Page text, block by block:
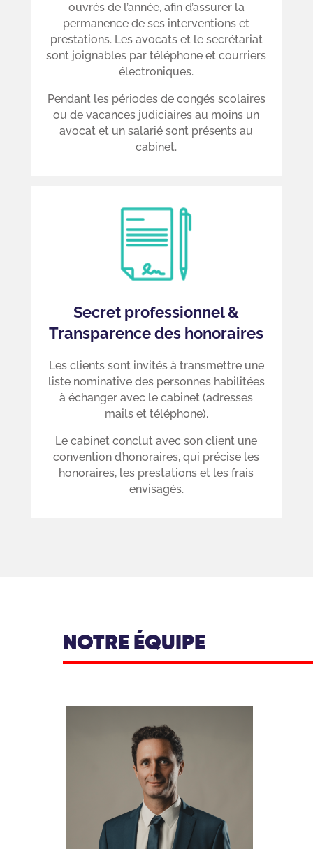
ouvrés de l’année, afin d’assurer la
permanence de ses interventions et
prestations. Les avocats et le secrétariat
sont joignables par téléphone et courriers
électroniques.
Pendant les périodes de congés scolaires
ou de vacances judiciaires au moins un
avocat et un salarié sont présents au
cabinet.
Secret professionnel &
Transparence des honoraires
Les clients sont invités à transmettre une
liste nominative des personnes habilitées
à échanger avec le cabinet (adresses
mails et téléphone).
Le cabinet conclut avec son client une
convention d’honoraires, qui précise les
honoraires, les prestations et les frais
envisagés.
NOTRE ÉQUIPE